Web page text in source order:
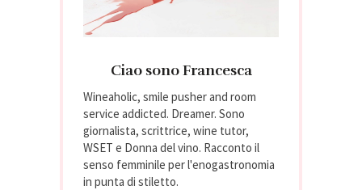
Ciao sono Francesca
Wineaholic, smile pusher and room
service addicted. Dreamer. Sono
giornalista, scrittrice, wine tutor,
WSET e Donna del vino. Racconto il
senso femminile per l'enogastronomia
in punta di stiletto.